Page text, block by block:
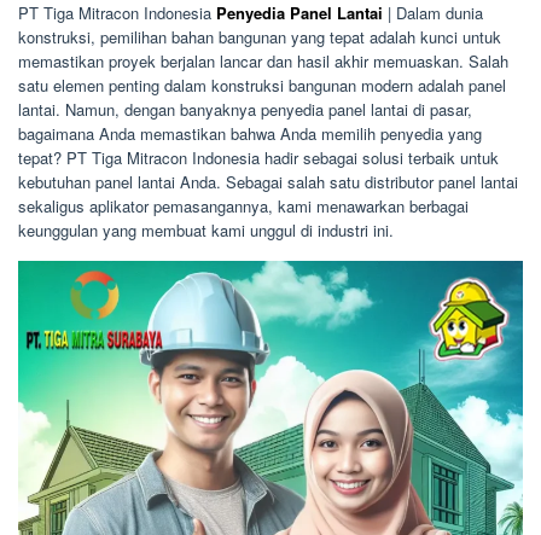
PT Tiga Mitracon Indonesia Penyedia Panel Lantai | Dalam dunia
konstruksi, pemilihan bahan bangunan yang tepat adalah kunci untuk
memastikan proyek berjalan lancar dan hasil akhir memuaskan. Salah
satu elemen penting dalam konstruksi bangunan modern adalah panel
lantai. Namun, dengan banyaknya penyedia panel lantai di pasar,
bagaimana Anda memastikan bahwa Anda memilih penyedia yang
tepat? PT Tiga Mitracon Indonesia hadir sebagai solusi terbaik untuk
kebutuhan panel lantai Anda. Sebagai salah satu distributor panel lantai
sekaligus aplikator pemasangannya, kami menawarkan berbagai
keunggulan yang membuat kami unggul di industri ini.